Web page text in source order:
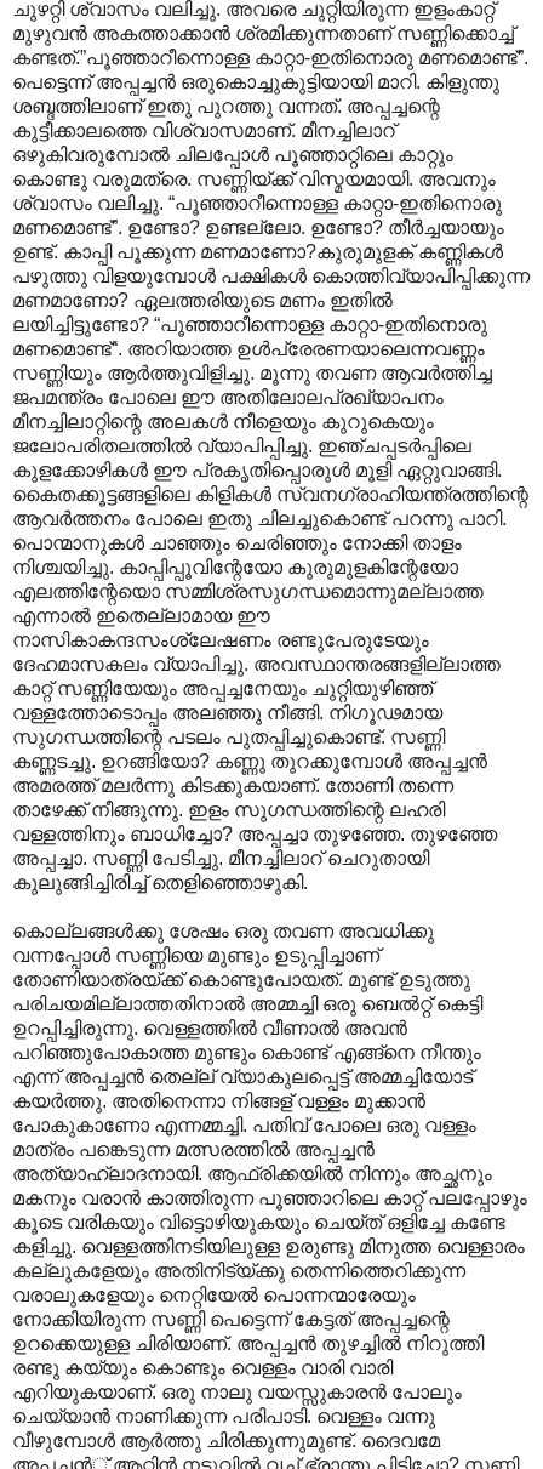
ചുഴറ്റി ശ്വാസം വലിച്ചു. അവരെ ചുറ്റിയിരുന്ന ഇളംകാറ്റ്
മുഴുവന്‍ അകത്താക്കാന്‍ ശ്രമിക്കുന്നതാണ് സണ്ണിക്കൊച്ച്
കണ്ടത്.”പൂഞ്ഞാറീന്നൊള്ള കാറ്റാ-ഇതിനൊരു മണമൊണ്ട്”.
പെട്ടെന്ന് അപ്പച്ചന്‍ ഒരുകൊച്ചുകുട്ടിയായി മാറി. കിളുന്തു
ശബ്ദത്തിലാണ് ഇതു പുറത്തു വന്നത്. അപ്പച്ചന്റെ
കുട്ടീക്കാലത്തെ വിശ്വാസമാണ്. മീനച്ചിലാറ്
ഒഴുകിവരുമ്പോല്‍ ചിലപ്പോള്‍ പൂഞ്ഞാറ്റിലെ കാറ്റും
കൊണ്ടു വരുമത്രെ. സണ്ണിയ്ക്ക് വിസ്മയമായി. അവനും
ശ്വാസം വലിച്ചു. “പൂഞ്ഞാറീന്നൊള്ള കാറ്റാ-ഇതിനൊരു
മണമൊണ്ട്”. ഉണ്ടോ? ഉണ്ടല്ലോ. ഉണ്ടോ? തീര്‍ച്ചയായും
ഉണ്ട്. കാപ്പി പൂക്കുന്ന മണമാണോ?കുരുമുളക് കണ്ണികള്‍
പഴുത്തു വിളയുമ്പോള്‍ പക്ഷികള്‍ കൊത്തിവ്യാപിപ്പിക്കുന്ന
മണമാണോ? ഏലത്തരിയുടെ മണം ഇതില്‍
ലയിച്ചിട്ടുണ്ടോ? “പൂഞ്ഞാറീന്നൊള്ള കാറ്റാ-ഇതിനൊരു
മണമൊണ്ട്“. അറിയാത്ത ഉള്‍പ്രേരണയാലെന്നവണ്ണം
സണ്ണിയും ആര്‍ത്തുവിളിച്ചു. മൂന്നു തവണ ആവര്‍ത്തിച്ച
ജപമന്ത്രം പോലെ ഈ അതിലോലപ്രഖ്യാപനം
മീനച്ചിലാറ്റിന്റെ അലകള്‍ നീളെയും കുറുകെയും
ജലോപരിതല‍ത്തില്‍ വ്യാപിപ്പിച്ചു. ഇഞ്ചപ്പടര്‍പ്പിലെ
കുളക്കോഴികള്‍ ഈ പ്രകൃതിപ്പൊരുള്‍ മൂളി ഏറ്റുവാങ്ങി.
കൈതക്കൂട്ടങ്ങളിലെ കിളികള്‍ സ്വനഗ്രാഹിയന്ത്രത്തിന്റെ
ആവര്‍ത്തനം പോലെ ഇതു ചിലച്ചുകൊണ്ട് പറന്നു പാറി.
പൊന്മാനുകള്‍ ചാഞ്ഞും ചെരിഞ്ഞും നോക്കി താളം
നിശ്ചയിച്ചു. കാപ്പിപ്പൂവിന്റേയോ കുരുമുളകിന്റേയോ
എലത്തിന്റേയൊ സമ്മിശ്രസുഗന്ധമൊന്നുമല്ലാ‍ത്ത
എന്നാല്‍ ഇതെല്ലാമായ ഈ
നാസികാകന്ദസംശ്ലേഷണം രണ്ടുപേരുടേയും
ദേഹമാസകലം വ്യാപിച്ചു. അവസ്ഥാന്തരങ്ങളില്ലാത്ത
കാറ്റ് സണ്ണിയേയും അപ്പച്ചനേയും ചുറ്റിയുഴിഞ്ഞ്
വള്ളത്തോടൊപ്പം അലഞ്ഞു നീങ്ങി. നിഗൂഢമായ
സുഗന്ധത്തിന്റെ പടലം പുതപ്പിച്ചുകൊണ്ട്. സണ്ണി
കണ്ണടച്ചു. ഉറങ്ങിയോ? കണ്ണു തുറക്കുമ്പോള്‍ അപ്പച്ചന്‍
അമരത്ത് മലര്‍ന്നു കിടക്കുകയാണ്. തോണി തന്നെ
താഴേക്ക് നീങ്ങുന്നു. ഇളം സുഗന്ധത്തിന്റെ ലഹരി
വള്ളത്തിനും ബാധിച്ചോ? അപ്പച്ചാ തുഴഞ്ഞേ. തുഴഞ്ഞേ
അപ്പച്ചാ. സണ്ണി പേടിച്ചു. മീനച്ചിലാറ് ചെറുതായി
കുലുങ്ങിച്ചിരിച്ച് തെളിഞ്ഞൊഴുകി.
കൊല്ലങ്ങള്‍ക്കു ശേഷം ഒരു തവണ അവധിക്കു
വന്നപ്പോള്‍ സണ്ണിയെ മുണ്ടും ഉടുപ്പിച്ചാണ്
തോണിയാത്രയ്ക്ക് കൊണ്ടുപോയത്. മുണ്ട് ഉടുത്തു
പരിചയമില്ലാത്തതിനാല്‍ അമ്മച്ചി ഒരു ബെല്‍റ്റ് കെട്ടി
ഉറപ്പിച്ചിരുന്നു. വെള്ളത്തില്‍ വീണാല്‍ അവന്‍
പറിഞ്ഞുപോകാത്ത മുണ്ടും കൊണ്ട് എങ്ങ്നെ നീന്തും
എന്ന് അപ്പച്ചന്‍ തെല്ല് വ്യാകുലപ്പെട്ട് അമ്മച്ചിയോട്
കയര്‍ത്തു. അതിനെന്നാ നിങ്ങള് വള്ളം മുക്കാന്‍
പോകുകാണോ എന്നമ്മച്ചി. പതിവ് പോലെ ഒരു വള്ളം
മാത്രം പങ്കെടുന്ന മത്സരത്തില്‍ അപ്പച്ചന്‍
അത്യാഹ്ലാദനായി. ആഫ്രിക്കയില്‍ നിന്നും അച്ഛനും
മകനും വരാന്‍‍ കാത്തിരുന്ന പൂഞ്ഞാറിലെ കാറ്റ് പലപ്പോഴും
കൂടെ വരികയും വിട്ടൊഴിയുകയും ചെയ്ത് ഒളിച്ചേ കണ്ടേ
കളിച്ചു. വെള്ളത്തിനടിയിലുള്ള ഉരുണ്ടു മിനുത്ത വെള്ളാരം
കല്ലുകളേയും അതിനിട്യ്ക്കു തെന്നിത്തെറിക്കുന്ന
വരാലുകളേയും നെറ്റിയേല്‍ പൊന്നന്മാരേയും
നോക്കിയിരുന്ന സണ്ണി പെട്ടെന്ന് കേട്ടത് അപ്പച്ചന്റെ
ഉറക്കെയുള്ള ചിരിയാണ്. അപ്പച്ചന്‍ തുഴച്ചില്‍ നിറുത്തി
രണ്ടു കയ്യും കൊണ്ടും വെള്ളം വാരി വാരി
എറിയുകയാണ്. ഒരു നാലു വയസ്സുകാരന്‍ പോലും
ചെയ്യാന്‍ നാണിക്കുന്ന പരിപാടി. വെള്ളം വന്നു
വീഴുമ്പോള്‍‍ ആര്‍ത്തു ചിരിക്കുന്നുമുണ്ട്. ദൈവമേ
അപ്പച്ചന്‍് ആ‍റ്റിന്‍ നടുവില്‍ വച്ച് ഭ്രാന്തു പിടിച്ചോ? സണ്ണി